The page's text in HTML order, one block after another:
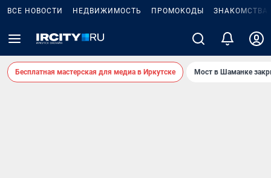
ВСЕ НОВОСТИ НЕДВИЖИМОСТЬ ПРОМОКОДЫ ЗНАКОМСТВА
Бесплатная мастерская для медиа в Иркутске Мост в Шаманке